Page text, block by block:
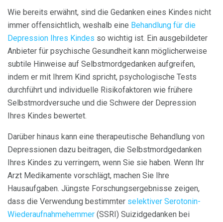
Wie bereits erwähnt, sind die Gedanken eines Kindes nicht
immer offensichtlich, weshalb eine Behandlung für die
Depression Ihres Kindes so wichtig ist. Ein ausgebildeter
Anbieter für psychische Gesundheit kann möglicherweise
subtile Hinweise auf Selbstmordgedanken aufgreifen,
indem er mit Ihrem Kind spricht, psychologische Tests
durchführt und individuelle Risikofaktoren wie frühere
Selbstmordversuche und die Schwere der Depression
Ihres Kindes bewertet.
Darüber hinaus kann eine therapeutische Behandlung von
Depressionen dazu beitragen, die Selbstmordgedanken
Ihres Kindes zu verringern, wenn Sie sie haben. Wenn Ihr
Arzt Medikamente vorschlägt, machen Sie Ihre
Hausaufgaben. Jüngste Forschungsergebnisse zeigen,
dass die Verwendung bestimmter selektiver Serotonin-
Wiederaufnahmehemmer (SSRI) Suizidgedanken bei